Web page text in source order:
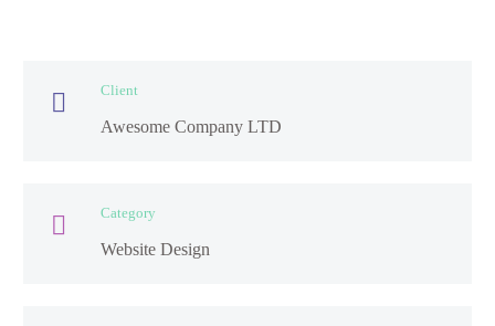
 Client
Awesome Company LTD
 Category
Website Design